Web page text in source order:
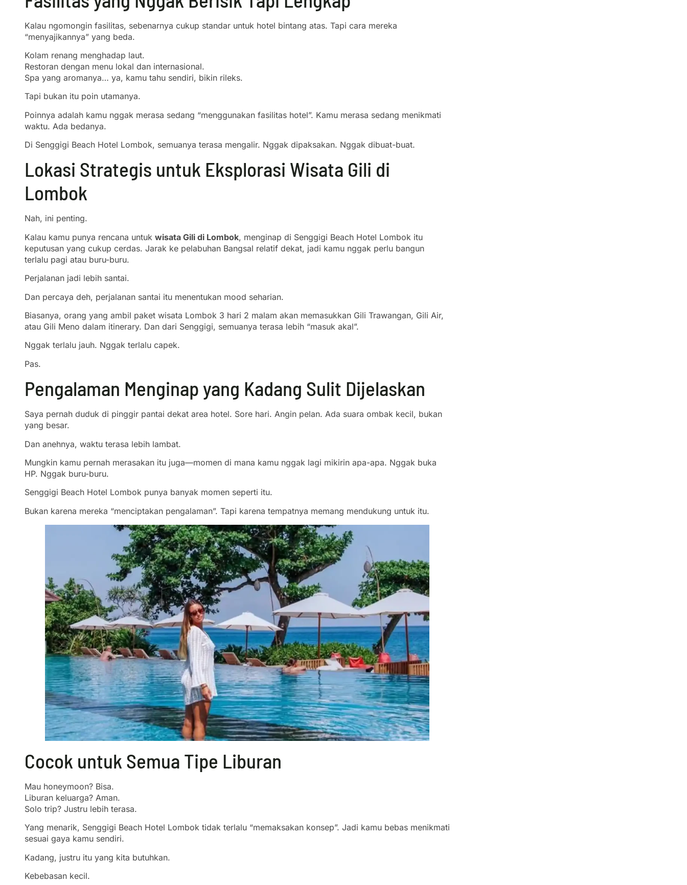
Kalau ngomongin fasilitas, sebenarnya cukup standar untuk hotel bintang atas. Tapi cara mereka
“menyajikannya” yang beda.
Kolam renang menghadap laut.
Restoran dengan menu lokal dan internasional.
Spa yang aromanya… ya, kamu tahu sendiri, bikin rileks.
Tapi bukan itu poin utamanya.
Poinnya adalah kamu nggak merasa sedang “menggunakan fasilitas hotel”. Kamu merasa sedang menikmati
waktu. Ada bedanya.
Di Senggigi Beach Hotel Lombok, semuanya terasa mengalir. Nggak dipaksakan. Nggak dibuat-buat.
Lokasi Strategis untuk Eksplorasi Wisata Gili di
Lombok
Nah, ini penting.
Kalau kamu punya rencana untuk wisata Gili di Lombok, menginap di Senggigi Beach Hotel Lombok itu
keputusan yang cukup cerdas. Jarak ke pelabuhan Bangsal relatif dekat, jadi kamu nggak perlu bangun
terlalu pagi atau buru-buru.
Perjalanan jadi lebih santai.
Dan percaya deh, perjalanan santai itu menentukan mood seharian.
Biasanya, orang yang ambil paket wisata Lombok 3 hari 2 malam akan memasukkan Gili Trawangan, Gili Air,
atau Gili Meno dalam itinerary. Dan dari Senggigi, semuanya terasa lebih “masuk akal”.
Nggak terlalu jauh. Nggak terlalu capek.
Pas.
Pengalaman Menginap yang Kadang Sulit Dijelaskan
Saya pernah duduk di pinggir pantai dekat area hotel. Sore hari. Angin pelan. Ada suara ombak kecil, bukan
yang besar.
Dan anehnya, waktu terasa lebih lambat.
Mungkin kamu pernah merasakan itu juga—momen di mana kamu nggak lagi mikirin apa-apa. Nggak buka
HP. Nggak buru-buru.
Senggigi Beach Hotel Lombok punya banyak momen seperti itu.
Bukan karena mereka “menciptakan pengalaman”. Tapi karena tempatnya memang mendukung untuk itu.
Cocok untuk Semua Tipe Liburan
Mau honeymoon? Bisa.
Liburan keluarga? Aman.
Solo trip? Justru lebih terasa.
Yang menarik, Senggigi Beach Hotel Lombok tidak terlalu “memaksakan konsep”. Jadi kamu bebas menikmati
sesuai gaya kamu sendiri.
Kadang, justru itu yang kita butuhkan.
Kebebasan kecil.